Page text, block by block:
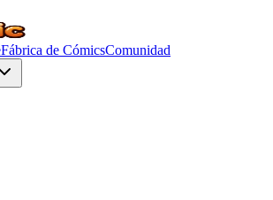
Fábrica de CómicsComunidad